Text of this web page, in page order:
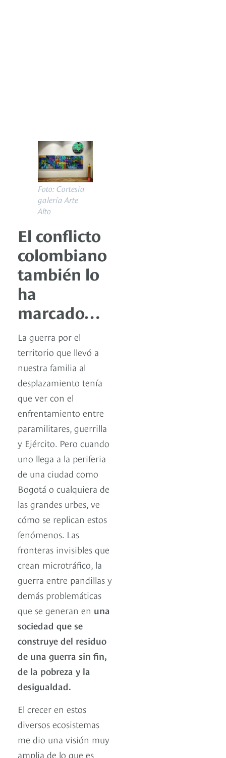
Foto: Cortesía
galería Arte
Alto
El conflicto
colombiano
también lo
ha
marcado…
La guerra por el
territorio que llevó a
nuestra familia al
desplazamiento tenía
que ver con el
enfrentamiento entre
paramilitares, guerrilla
y Ejército. Pero cuando
uno llega a la periferia
de una ciudad como
Bogotá o cualquiera de
las grandes urbes, ve
cómo se replican estos
fenómenos. Las
fronteras invisibles que
crean microtráfico, la
guerra entre pandillas y
demás problemáticas
que se generan en una
sociedad que se
construye del residuo
de una guerra sin fin,
de la pobreza y la
desigualdad.
El crecer en estos
diversos ecosistemas
me dio una visión muy
amplia de lo que es